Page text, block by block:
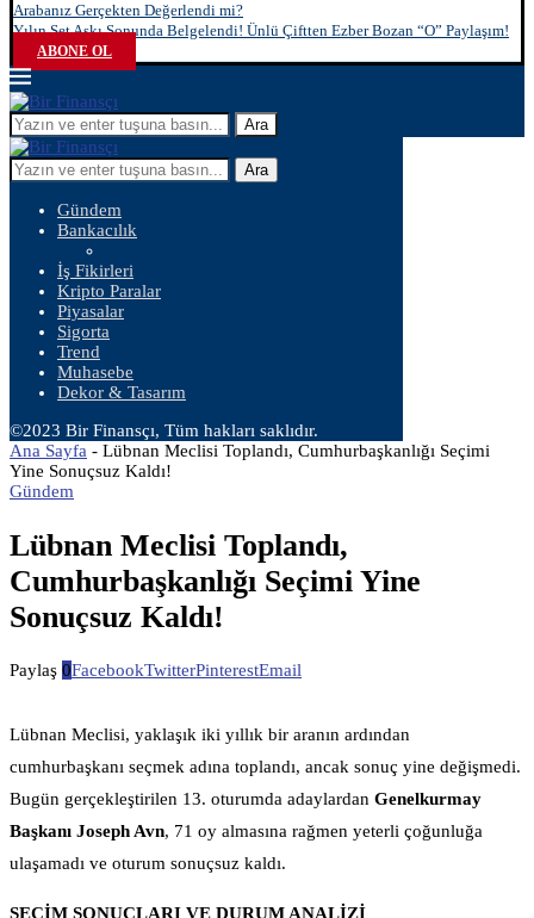
Arabanız Gerçekten Değerlendi mi?
Yılın Set Aşkı Sonunda Belgelendi! Ünlü Çiftten Ezber Bozan “O” Paylaşım!
ABONE OL
Ara
Ara
Gündem
Bankacılık
İş Fikirleri
Kripto Paralar
Piyasalar
Sigorta
Trend
Muhasebe
Dekor & Tasarım
©2023 Bir Finansçı, Tüm hakları saklıdır.
Ana Sayfa - Lübnan Meclisi Toplandı, Cumhurbaşkanlığı Seçimi
Yine Sonuçsuz Kaldı!
Gündem
Lübnan Meclisi Toplandı,
Cumhurbaşkanlığı Seçimi Yine
Sonuçsuz Kaldı!
Paylaş 0FacebookTwitterPinterestEmail
Lübnan Meclisi, yaklaşık iki yıllık bir aranın ardından
cumhurbaşkanı seçmek adına toplandı, ancak sonuç yine değişmedi.
Bugün gerçekleştirilen 13. oturumda adaylardan Genelkurmay
Başkanı Joseph Avn, 71 oy almasına rağmen yeterli çoğunluğa
ulaşamadı ve oturum sonuçsuz kaldı.
SEÇİM SONUÇLARI VE DURUM ANALİZİ